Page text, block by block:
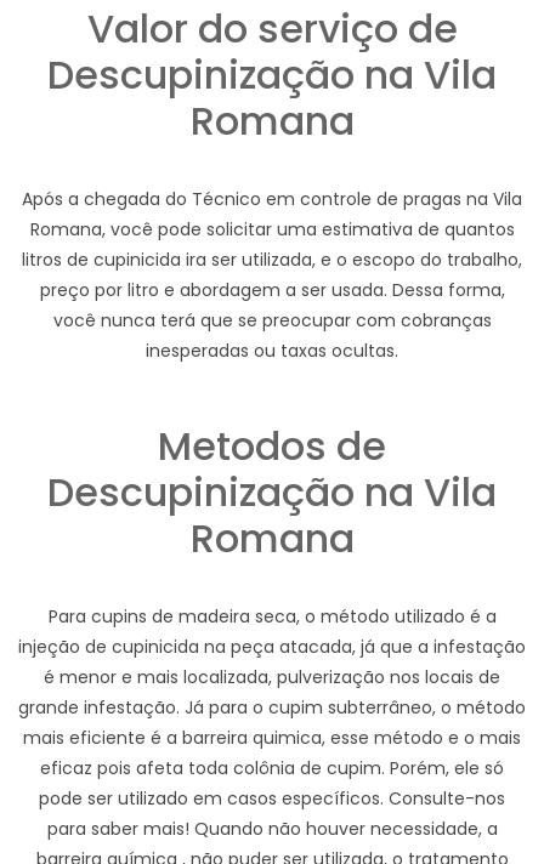
Valor do serviço de
Descupinização na Vila
Romana
Após a chegada do Técnico em controle de pragas na Vila
Romana, você pode solicitar uma estimativa de quantos
litros de cupinicida ira ser utilizada, e o escopo do trabalho,
preço por litro e abordagem a ser usada. Dessa forma,
você nunca terá que se preocupar com cobranças
inesperadas ou taxas ocultas.
Metodos de
Descupinização na Vila
Romana
Para cupins de madeira seca, o método utilizado é a
injeção de cupinicida na peça atacada, já que a infestação
é menor e mais localizada, pulverização nos locais de
grande infestação. Já para o cupim subterrâneo, o método
mais eficiente é a barreira quimica, esse método e o mais
eficaz pois afeta toda colônia de cupim. Porém, ele só
pode ser utilizado em casos específicos. Consulte-nos
para saber mais! Quando não houver necessidade, a
barreira química , não puder ser utilizada, o tratamento